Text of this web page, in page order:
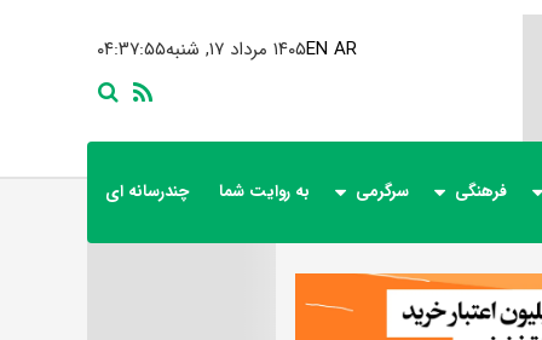
۰۴:۳۷:۵۷ ۱۴۰۵ مرداد ۱۷, شنبهEN AR
فرهنگی سرگرمی به روایت شما چندرسانه ای